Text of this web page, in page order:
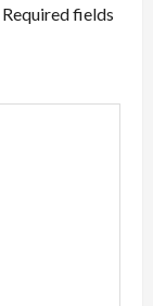
Required fields